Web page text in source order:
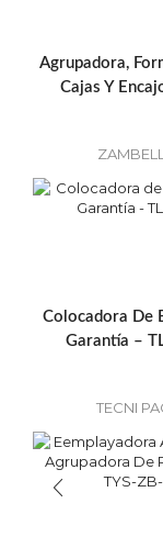
Agrupadora,
Cajas Y
Colocadora De
Garantía –
TECNI